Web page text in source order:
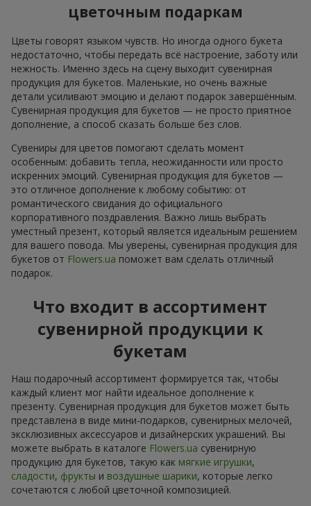
цветочным подаркам
Цветы говорят языком чувств. Но иногда одного букета
недостаточно, чтобы передать всё настроение, заботу или
нежность. Именно здесь на сцену выходит сувенирная
продукция для букетов. Маленькие, но очень важные
детали усиливают эмоцию и делают подарок завершённым.
Сувенирная продукция для букетов — не просто приятное
дополнение, а способ сказать больше без слов.
Сувениры для цветов помогают сделать момент
особенным: добавить тепла, неожиданности или просто
искренних эмоций. Сувенирная продукция для букетов —
это отличное дополнение к любому событию: от
романтического свидания до официального
корпоративного поздравления. Важно лишь выбрать
уместный презент, который является идеальным решением
для вашего повода. Мы уверены, сувенирная продукция для
букетов от Flowers.ua поможет вам сделать отличный
подарок.
Что входит в ассортимент
сувенирной продукции к
букетам
Наш подарочный ассортимент формируется так, чтобы
каждый клиент мог найти идеальное дополнение к
презенту. Сувенирная продукция для букетов может быть
представлена в виде мини-подарков, сувенирных мелочей,
эксклюзивных аксессуаров и дизайнерских украшений. Вы
можете выбрать в каталоге Flowers.ua сувенирную
продукцию для букетов, такую как мягкие игрушки,
сладости, фрукты и воздушные шарики, которые легко
сочетаются с любой цветочной композицией.